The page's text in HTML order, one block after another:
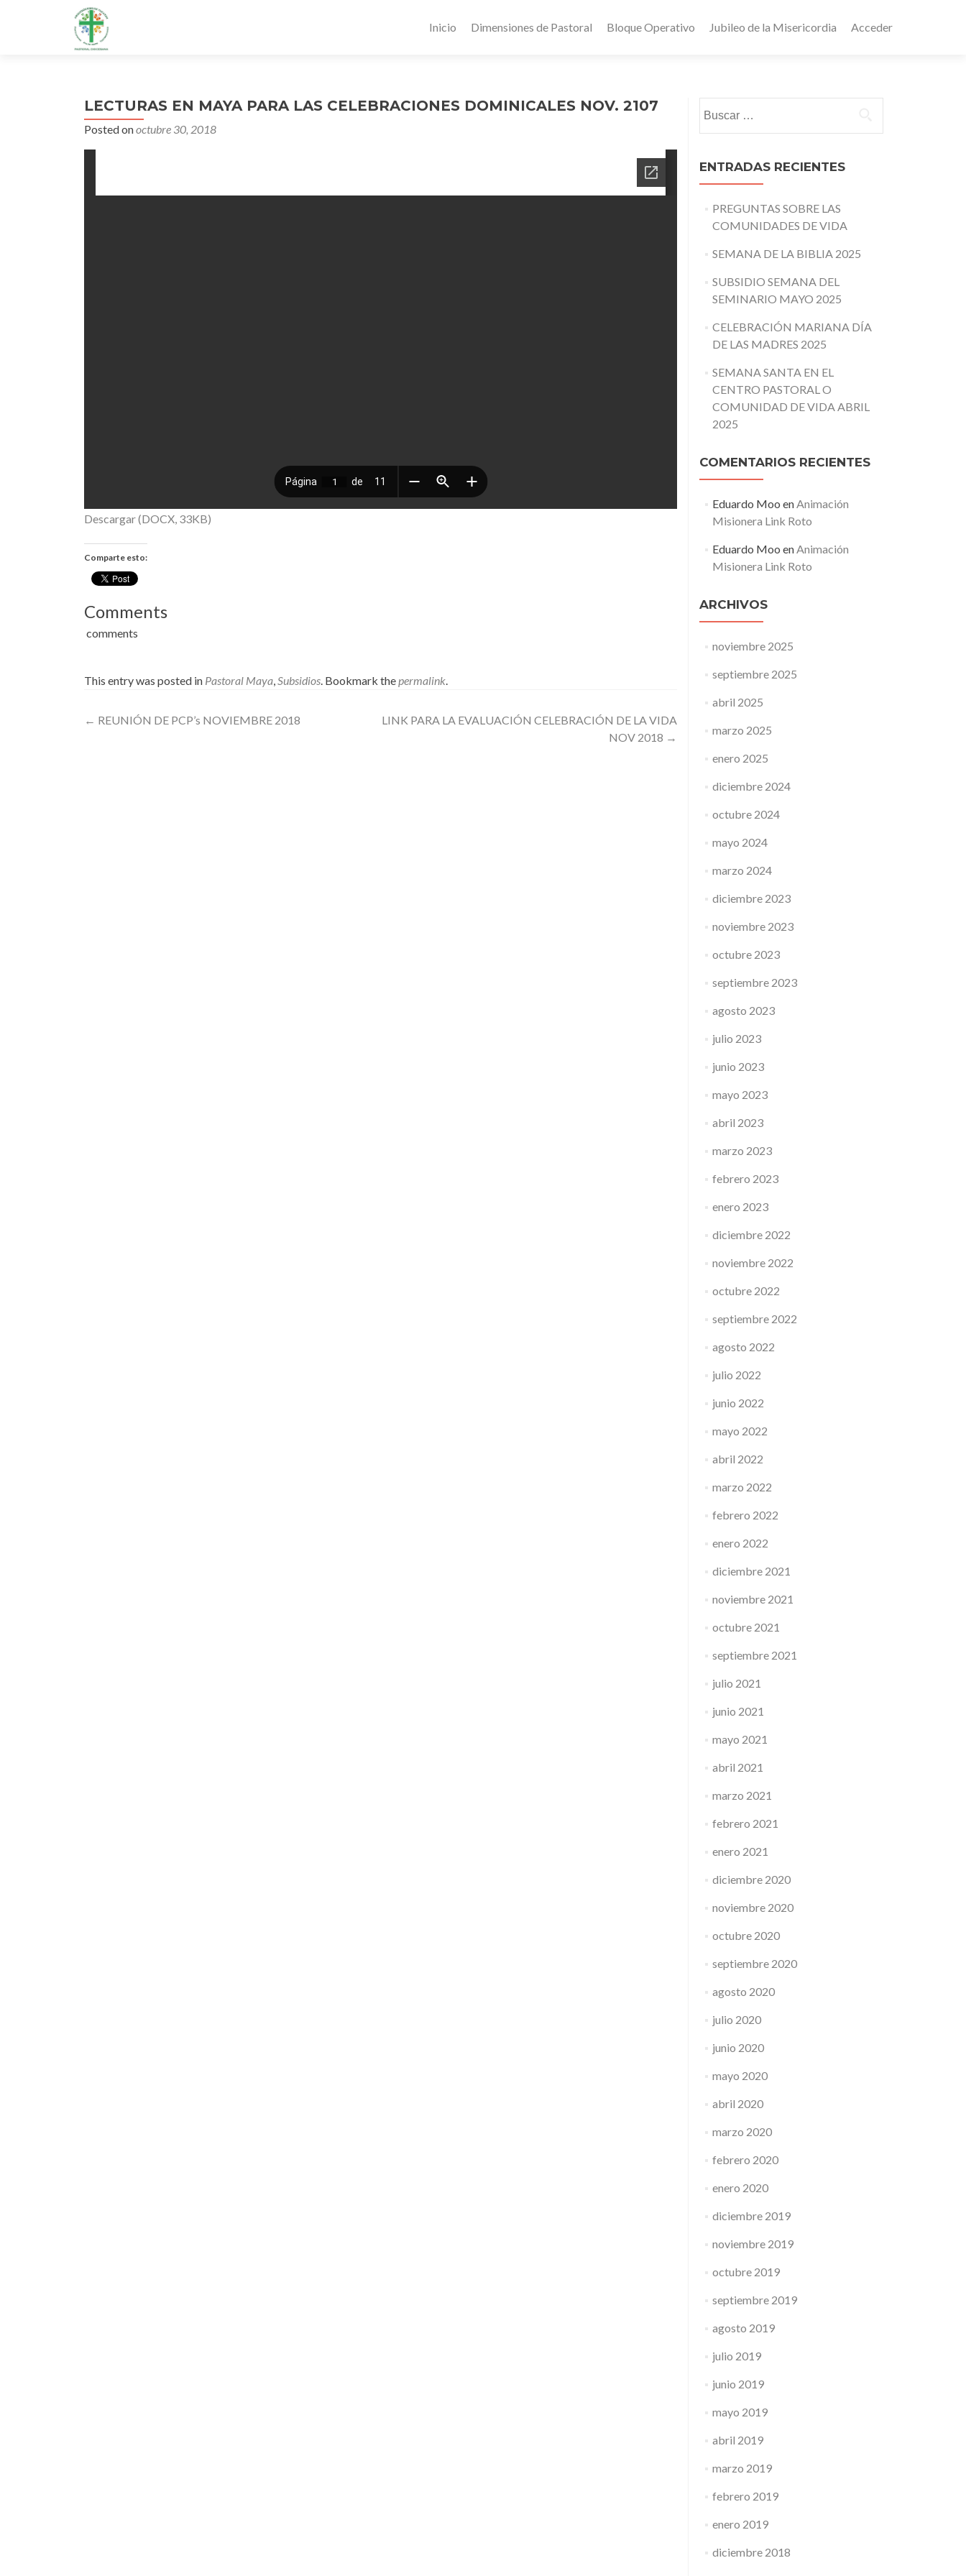
Inicio Dimensiones de Pastoral Bloque Operativo Jubileo de la Misericordia Acceder
LECTURAS EN MAYA PARA LAS CELEBRACIONES DOMINICALES NOV. 2107
Posted onoctubre 30, 2018
Descargar (DOCX, 33KB)
Comparte esto:
Comments
comments
This entry was posted in Pastoral Maya,Subsidios. Bookmark thepermalink.
Post
← REUNIÓN DE PCP’s NOVIEMBRE 2018
LINK PARA LA EVALUACIÓN CELEBRACIÓN DE LA VIDA
NOV 2018 →
ENTRADAS RECIENTES
PREGUNTAS SOBRE LAS
COMUNIDADES DE VIDA
SEMANA DE LA BIBLIA 2025
SUBSIDIO SEMANA DEL
SEMINARIO MAYO 2025
CELEBRACIÓN MARIANA DÍA
DE LAS MADRES 2025
SEMANA SANTA EN EL
CENTRO PASTORAL O
COMUNIDAD DE VIDA ABRIL
2025
COMENTARIOS RECIENTES
Eduardo Moo enAnimación
Misionera Link Roto
Eduardo Moo enAnimación
Misionera Link Roto
ARCHIVOS
noviembre 2025
septiembre 2025
abril 2025
marzo 2025
enero 2025
diciembre 2024
octubre 2024
mayo 2024
marzo 2024
diciembre 2023
noviembre 2023
octubre 2023
septiembre 2023
agosto 2023
julio 2023
junio 2023
mayo 2023
abril 2023
marzo 2023
febrero 2023
enero 2023
diciembre 2022
noviembre 2022
octubre 2022
septiembre 2022
agosto 2022
julio 2022
junio 2022
mayo 2022
abril 2022
marzo 2022
febrero 2022
enero 2022
diciembre 2021
noviembre 2021
octubre 2021
septiembre 2021
julio 2021
junio 2021
mayo 2021
abril 2021
marzo 2021
febrero 2021
enero 2021
diciembre 2020
noviembre 2020
octubre 2020
septiembre 2020
agosto 2020
julio 2020
junio 2020
mayo 2020
abril 2020
marzo 2020
febrero 2020
enero 2020
diciembre 2019
noviembre 2019
octubre 2019
septiembre 2019
agosto 2019
julio 2019
junio 2019
mayo 2019
abril 2019
marzo 2019
febrero 2019
enero 2019
diciembre 2018